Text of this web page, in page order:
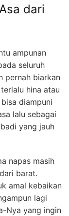
dari
ampunan
seluruh
pernah biarkan
hina atau
diampuni
lalu sebagai
yang jauh
napas masih
barat.
amal kebaikan
lagi
Nya yang ingin